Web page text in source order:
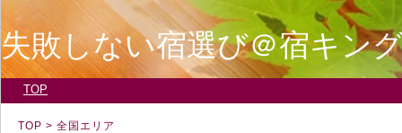
失敗しない宿選び＠宿キン
TOP
TOP > 全国エリア